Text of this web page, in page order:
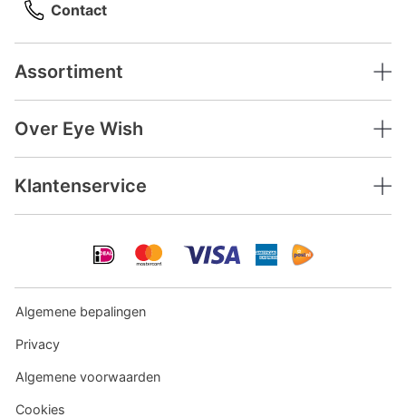
Assortiment
Over Eye Wish
Klantenservice
Contact
Algemene bepalingen
Privacy
Algemene voorwaarden
Cookies